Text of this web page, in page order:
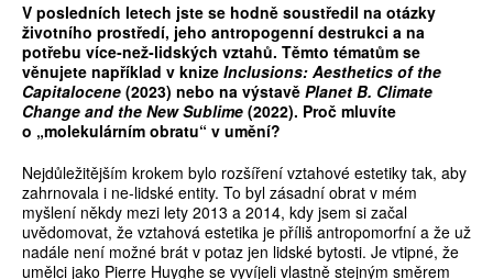
V posledních letech jste se hodně soustředil na otázky
životního prostředí, jeho antropogenní destrukci a na
potřebu více­‑než­‑lidských vztahů. Těmto tématům se
věnujete například v knize Inclusions: Aesthetics of the
Capitalocene (2023) nebo na výstavě Planet B. Climate
Change and the New Sublime (2022). Proč mluvíte
o „molekulárním obratu“ v umění?
Nejdůležitějším krokem bylo rozšíření vztahové estetiky tak, aby
zahrnovala i ne­‑lidské entity. To byl zásadní obrat v mém
myšlení někdy mezi lety 2013 a 2014, kdy jsem si začal
uvědomovat, že vztahová estetika je příliš antropomorfní a že už
nadále není možné brát v potaz jen lidské bytosti. Je vtipné, že
umělci jako Pierre Huyghe se vyvíjeli vlastně stejným směrem